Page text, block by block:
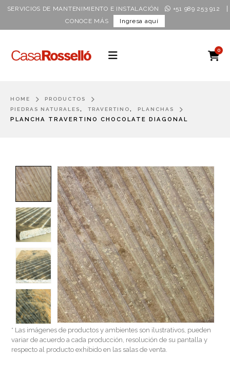
SERVICIOS DE MANTENIMIENTO E INSTALACIÓN +51 989 253 912
CONOCE MÁS Ingresa aquí
0
HOME
PRODUCTOS
PIEDRAS NATURALES, TRAVERTINO, PLANCHAS
PLANCHA TRAVERTINO CHOCOLATE DIAGONAL
* Las imágenes de productos y ambientes son ilustrativos, pueden
variar de acuerdo a cada producción, resolución de su pantalla y
respecto al producto exhibido en las salas de venta.